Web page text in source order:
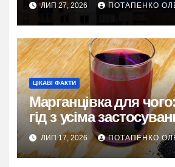
ЛИП 27, 2026 ПОТАПЕНКО
ЦІКАВІ ФАКТИ
Марганцівка для
гід з усіма
ЛИП 17, 2026 ПОТАПЕНКО